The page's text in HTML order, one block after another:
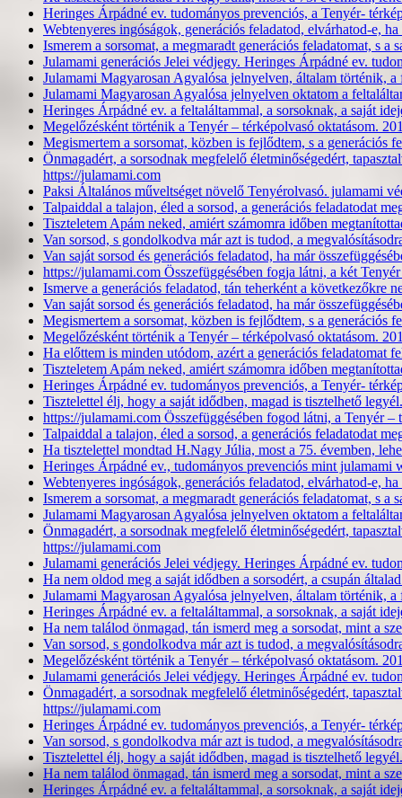
Heringes Árpádné ev. tudományos prevenciós, a Tenyér-
Webtenyeres ingóságok, generációs feladatod, elvárhatod-e,
Ismerem a sorsomat, a megmaradt generációs feladatomat, s
Julamami generációs Jelei védjegy. Heringes Árpádné ev.
Julamami Magyarosan Agyalósa jelnyelven, általam történik,
Julamami Magyarosan Agyalósa jelnyelven oktatom a
Heringes Árpádné ev. a feltaláltammal, a sorsoknak, a saját
Megelőzésként történik a Tenyér – térképolvasó oktatásom.
Megismertem a sorsomat, közben is fejlődtem, s a
Önmagadért, a sorsodnak megfelelő életminőségedért,
https://julamami.com
Paksi Általános műveltséget növelő Tenyérolvasó. julamami
Talpaiddal a talajon, éled a sorsod, a generációs feladatodat
Tiszteletem Apám neked, amiért számomra időben
Van sorsod, s gondolkodva már azt is tudod, a
Van saját sorsod és generációs feladatod, ha már
https://julamami.com Összefüggésében fogja látni, a két
Ismerve a generációs feladatod, tán teherként a következőkre
Van saját sorsod és generációs feladatod, ha már
Megismertem a sorsomat, közben is fejlődtem, s a
Megelőzésként történik a Tenyér – térképolvasó oktatásom.
Ha előttem is minden utódom, azért a generációs feladatomat
Tiszteletem Apám neked, amiért számomra időben
Heringes Árpádné ev. tudományos prevenciós, a Tenyér-
Tisztelettel élj, hogy a saját idődben, magad is tisztelhető
https://julamami.com Összefüggésében fogod látni, a Tenyér
Talpaiddal a talajon, éled a sorsod, a generációs feladatodat
Ha tisztelettel mondtad H.Nagy Júlia, most a 75. évemben,
Heringes Árpádné ev., tudományos prevenciós mint julamami
Webtenyeres ingóságok, generációs feladatod, elvárhatod-e,
Ismerem a sorsomat, a megmaradt generációs feladatomat, s
Julamami Magyarosan Agyalósa jelnyelven oktatom a
Önmagadért, a sorsodnak megfelelő életminőségedért,
https://julamami.com
Julamami generációs Jelei védjegy. Heringes Árpádné ev.
Ha nem oldod meg a saját idődben a sorsodért, a csupán
Julamami Magyarosan Agyalósa jelnyelven, általam történik,
Heringes Árpádné ev. a feltaláltammal, a sorsoknak, a saját
Ha nem találod önmagad, tán ismerd meg a sorsodat, mint a
Van sorsod, s gondolkodva már azt is tudod, a
Megelőzésként történik a Tenyér – térképolvasó oktatásom.
Julamami generációs Jelei védjegy. Heringes Árpádné ev.
Önmagadért, a sorsodnak megfelelő életminőségedért,
https://julamami.com
Heringes Árpádné ev. tudományos prevenciós, a Tenyér-
Van sorsod, s gondolkodva már azt is tudod, a
Tisztelettel élj, hogy a saját idődben, magad is tisztelhető
Ha nem találod önmagad, tán ismerd meg a sorsodat, mint a
Heringes Árpádné ev. a feltaláltammal, a sorsoknak, a saját